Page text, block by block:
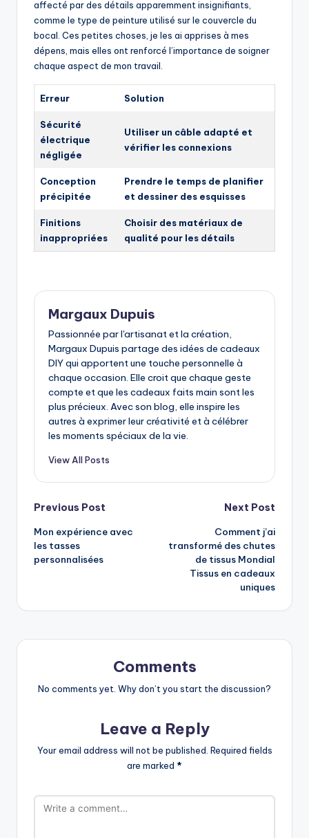
affecté par des détails apparemment insignifiants,
comme le type de peinture utilisé sur le couvercle du
bocal. Ces petites choses, je les ai apprises à mes
dépens, mais elles ont renforcé l’importance de soigner
chaque aspect de mon travail.
Erreur Solution
Sécurité
électrique
négligée
Utiliser un câble adapté et
vérifier les connexions
Conception
précipitée
Prendre le temps de planifier
et dessiner des esquisses
Finitions
inappropriées
Choisir des matériaux de
qualité pour les détails
Margaux Dupuis
Passionnée par l'artisanat et la création,
Margaux Dupuis partage des idées de cadeaux
DIY qui apportent une touche personnelle à
chaque occasion. Elle croit que chaque geste
compte et que les cadeaux faits main sont les
plus précieux. Avec son blog, elle inspire les
autres à exprimer leur créativité et à célébrer
les moments spéciaux de la vie.
View All Posts
Post
navigation
Previous Post
Mon expérience avec
les tasses
personnalisées
Next Post
Comment j’ai
transformé des chutes
de tissus Mondial
Tissus en cadeaux
uniques
Comments
No comments yet. Why don’t you start the discussion?
Leave a Reply
Your email address will not be published. Required fields
are marked *